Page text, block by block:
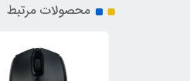
محصولات مرتبط